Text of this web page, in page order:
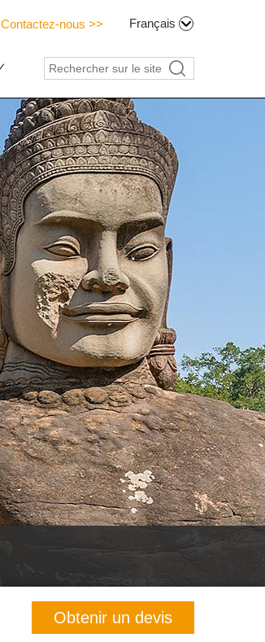
Contactez-nous >> Français
Obtenir un devis